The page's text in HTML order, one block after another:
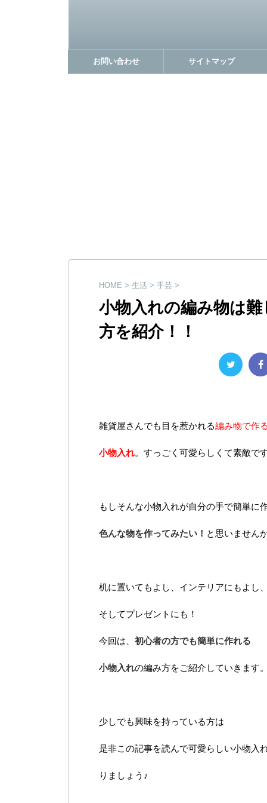
お問い合わせ サイトマップ
HOME > 生活 > 手芸 >
小物入れの編み物は
方を紹介！！
雑貨屋さんでも目を惹かれる編み物で作
小物入れ。すっごく可愛らしくて素敵で
もしそんな小物入れが自分の手で簡単に
色んな物を作ってみたい！ と思いません
机に置いてもよし、インテリアにもよし
そしてプレゼントにも！
今回は、 初心者の方でも簡単に作れる
小物入れの編み方をご紹介していきます
少しでも興味を持っている方は
是非この記事を読んで可愛らしい小物入
りましょう♪